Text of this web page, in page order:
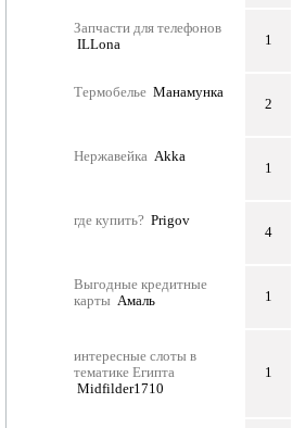
Запчасти для телефонов
ILLona
1
Термобелье Манамунка
2
Нержавейка Akka
1
где купить? Prigov
4
Выгодные кредитные
карты Амаль 1
интересные слоты в
тематике Египта
Midfilder1710
1